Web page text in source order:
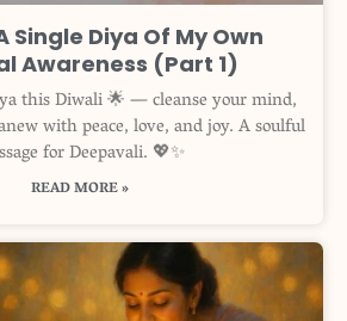
Single Diya Of My Own
Awareness (Part 1)
this Diwali 🌟 — cleanse your mind,
with peace, love, and joy. A soulful
for Deepavali. 💖✨
READ MORE »